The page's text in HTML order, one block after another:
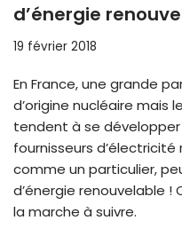
d’énergie
19 février 2018
En France, une grande
d’origine nucléaire mais
tendent à se développer
fournisseurs
comme un particulier,
d’énergie renouvelable !
la marche à suivre.